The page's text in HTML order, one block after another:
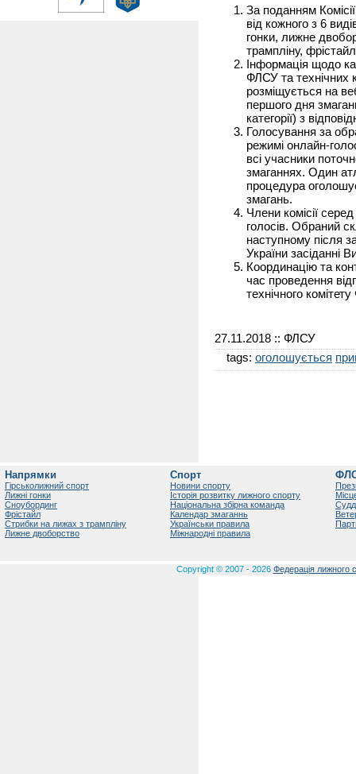
За поданням
від кожного з 6
гонки, лижне
трампліну,
Інформація щодо
ФЛСУ та технічних
розміщується на
першого дня
категорії) з
Голосування за
режимі онлайн-
всі учасники
змаганнях. Один
процедура
змагань.
Члени комісії
голосів. Обраний
наступному після
України засіданні
Координацію та
час проведення
технічного
27.11.2018 :: ФЛСУ
tags: оголошується
Напрямки
Гірськолижний спорт
Лижні гонки
Сноубординг
Фрістайл
Стрибки на лижах з трампліну
Лижне двоборство
Спорт
Новини спорту
Історія розвитку лижного спорту
Національна збірна команда
Календар змаганнь
Українськи правила
Міжнародні правила
Copyright © 2007 - 2026 Федерація лижного